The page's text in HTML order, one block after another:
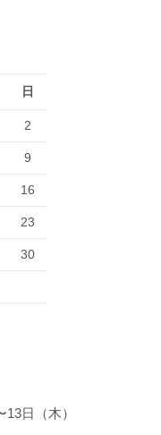
日
2
9
16
23
30
日（木）